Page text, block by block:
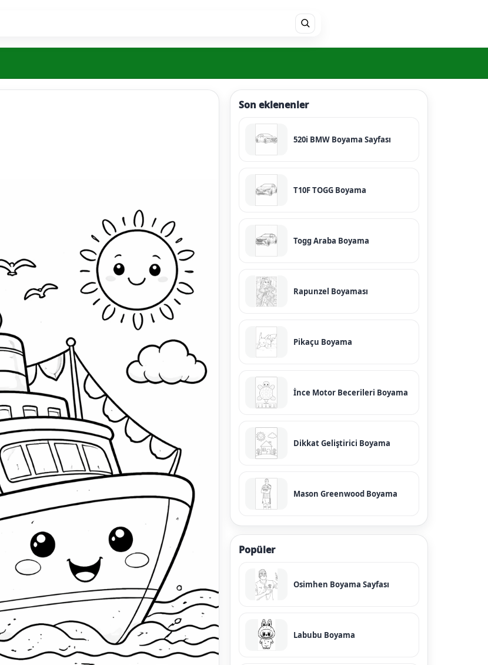
Son eklenenler
520i BMW Boyama Sayfası
T10F TOGG Boyama
Togg Araba Boyama
Rapunzel Boyaması
Pikaçu Boyama
İnce Motor Becerileri Boyama
Dikkat Geliştirici Boyama
Mason Greenwood Boyama
Popüler
Osimhen Boyama Sayfası
Labubu Boyama